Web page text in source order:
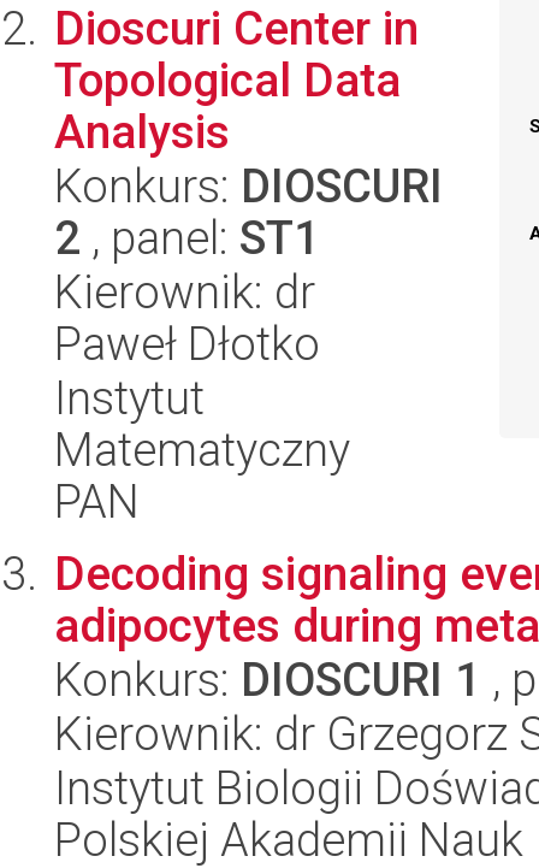
Dioscuri Center in
Topological Data
Analysis
Konkurs: DIOSCURI
2 , panel: ST1
Kierownik: dr
Paweł Dłotko
Instytut
Matematyczny
PAN
Decoding signaling
adipocytes during
Konkurs: DIOSCURI 1 ,
Kierownik: dr Grzegorz
Instytut Biologii
Polskiej Akademii Nauk